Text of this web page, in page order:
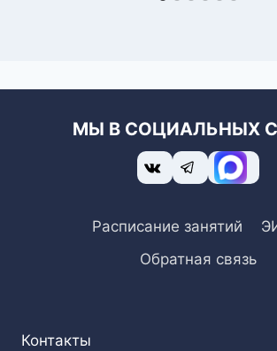
МЫ В СОЦИАЛЬНЫХ
Расписание занятий
Обратная связь
Контакты